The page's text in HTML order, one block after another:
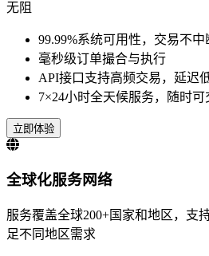
无阻
99.99%系统可用性，交易不中
毫秒级订单撮合与执行
API接口支持高频交易，延迟
7×24小时全天候服务，随时可
立即体验
全球化服务网络
服务覆盖全球200+国家和地区，支
足不同地区需求